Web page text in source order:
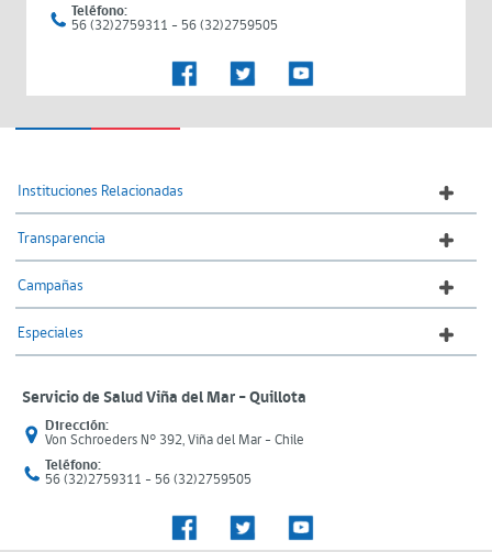
Teléfono:
56 (32)2759311 - 56 (32)2759505
Instituciones Relacionadas
Transparencia
Campañas
Especiales
Servicio de Salud Viña del Mar – Quillota
Dirección:
Von Schroeders N° 392, Viña del Mar - Chile
Teléfono:
56 (32)2759311 - 56 (32)2759505